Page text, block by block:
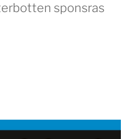
sponsras